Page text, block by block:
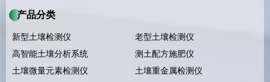
产品分类
新型土壤检测仪
老型土壤检测仪
高智能土壤分析系统
测土配方施肥仪
土壤微量元素检测仪
土壤重金属检测仪